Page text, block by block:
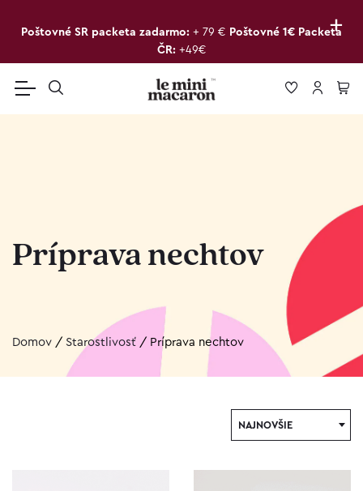
+
Poštovné SR packeta zadarmo: + 79 € Poštovné 1€ Packeta
ČR: +49€
Príprava nechtov
Domov / Starostlivosť / Príprava nechtov
NAJNOVŠIE